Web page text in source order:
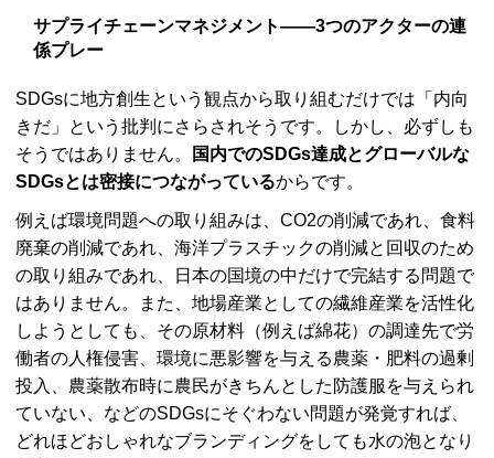
サプライチェーンマネジメント――3つのアクターの連
係プレー
SDGsに地方創生という観点から取り組むだけでは「内向
きだ」という批判にさらされそうです。しかし、必ずしも
そうではありません。
国内でのSDGs達成とグローバルな
SDGsとは密接につながっているからです。
例えば環境問題への取り組みは、CO2の削減であれ、食料
廃棄の削減であれ、海洋プラスチックの削減と回収のため
の取り組みであれ、日本の国境の中だけで完結する問題で
はありません。また、地場産業としての繊維産業を活性化
しようとしても、その原材料（例えば綿花）の調達先で労
働者の人権侵害、環境に悪影響を与える農薬・肥料の過剰
投入、農薬散布時に農民がきちんとした防護服を与えられ
ていない、などのSDGsにそぐわない問題が発覚すれば、
どれほどおしゃれなブランディングをしても水の泡となり